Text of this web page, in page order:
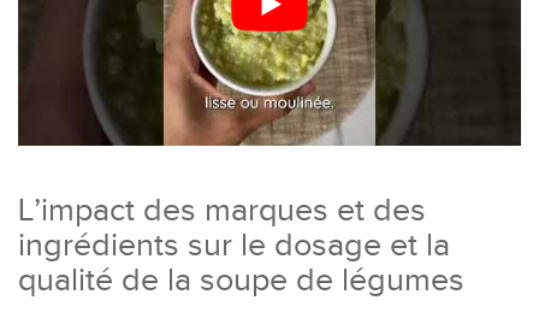
L’impact des marques et des
ingrédients sur le dosage et la
qualité de la soupe de légumes